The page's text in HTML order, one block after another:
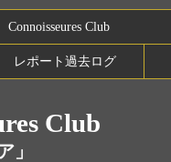
Connoisseures Club
レポート過去ログ
Club
」